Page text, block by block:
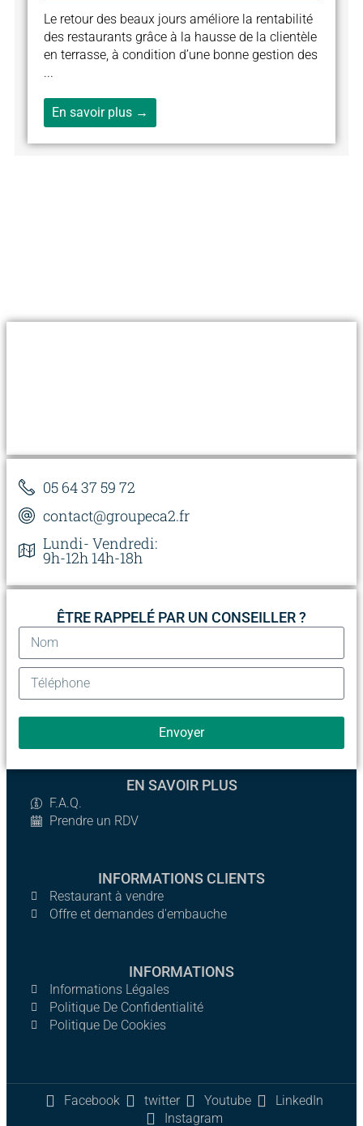
Le retour des beaux jours améliore la rentabilité
des restaurants grâce à la hausse de la clientèle
en terrasse, à condition d’une bonne gestion des
...
En savoir plus →
05 64 37 59 72
contact@groupeca2.fr
Lundi- Vendredi:
9h-12h 14h-18h
ÊTRE RAPPELÉ PAR UN CONSEILLER ?
Envoyer
EN SAVOIR PLUS
F.A.Q.
Prendre un RDV
INFORMATIONS CLIENTS
Restaurant à vendre
Offre et demandes d'embauche
INFORMATIONS
Informations Légales
Politique De Confidentialité
Politique De Cookies
Facebook twitter Youtube
LinkedIn
Instagram